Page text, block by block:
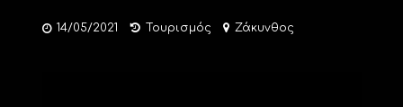
14/05/2021 Τουρισμός Ζάκυνθος